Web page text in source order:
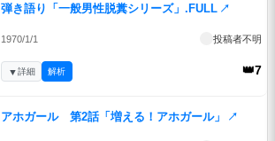
弾き語り「一般男性脱糞シリーズ」.FULL ↗
1970/1/1 投稿者不明
👑7
▼詳細 解析
アホガール 第2話「増える！アホガール」 ↗